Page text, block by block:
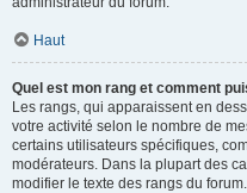
Haut
Quel est mon rang et comment
Les rangs, qui apparaissent en
votre activité selon le nombre de
certains utilisateurs spécifiques,
modérateurs. Dans la plupart des
modifier le texte des rangs du